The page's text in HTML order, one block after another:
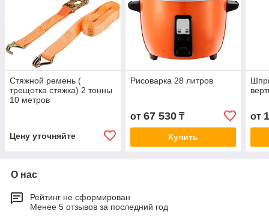
Стяжной ремень (
трещотка стяжка) 2 тонны
10 метров
Цену уточняйте
Рисоварка 28 литров
от 67 530₸
Купить
от
О нас
Рейтинг не сформирован
Менее 5 отзывов за последний год